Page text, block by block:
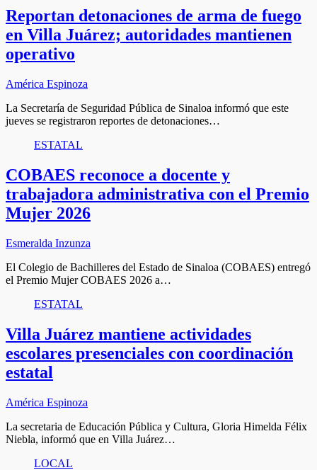
Reportan detonaciones de arma de fuego
en Villa Juárez; autoridades mantienen
operativo
América Espinoza
La Secretaría de Seguridad Pública de Sinaloa informó que este
jueves se registraron reportes de detonaciones…
ESTATAL
COBAES reconoce a docente y
trabajadora administrativa con el Premio
Mujer 2026
Esmeralda Inzunza
El Colegio de Bachilleres del Estado de Sinaloa (COBAES) entregó
el Premio Mujer COBAES 2026 a…
ESTATAL
Villa Juárez mantiene actividades
escolares presenciales con coordinación
estatal
América Espinoza
La secretaria de Educación Pública y Cultura, Gloria Himelda Félix
Niebla, informó que en Villa Juárez…
LOCAL